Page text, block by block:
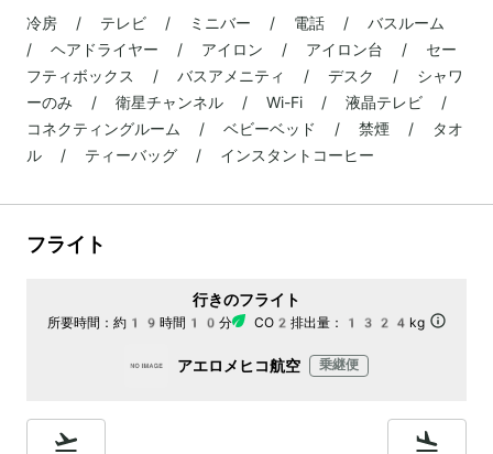
冷房 / テレビ / ミニバー / 電話 / バスルーム
/ ヘアドライヤー / アイロン / アイロン台 / セー
フティボックス / バスアメニティ / デスク / シャワ
ーのみ / 衛星チャンネル / Wi-Fi / 液晶テレビ /
コネクティングルーム / ベビーベッド / 禁煙 / タオ
ル / ティーバッグ / インスタントコーヒー
フライト
行きのフライト
所要時間： 約19時間10分 CO2排出量： 1324kg
アエロメヒコ航空 乗継便